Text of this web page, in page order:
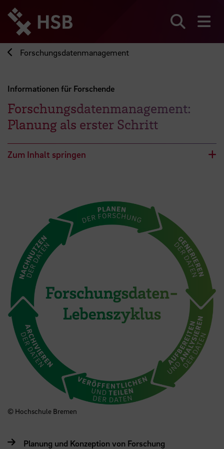
zum
Seiteninhalt
springen
Forschungsdatenmanagement
Informationen für Forschende
Forschungsdatenmanagement:
Planung als erster Schritt
Zum Inhalt springen
© Hochschule Bremen
Planung und Konzeption von Forschung